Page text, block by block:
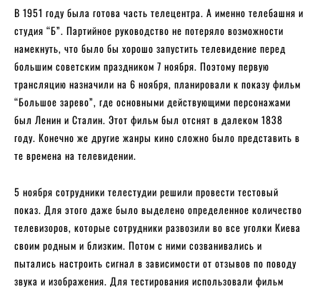
В 1951 году была готова часть телецентра. А именно телебашня и
студия “Б”. Партийное руководство не потеряло возможности
намекнуть, что было бы хорошо запустить телевидение перед
большим советским праздником 7 ноября. Поэтому первую
трансляцию назначили на 6 ноября, планировали к показу фильм
“Большое зарево”, где основными действующими персонажами
был Ленин и Сталин. Этот фильм был отснят в далеком 1838
году. Конечно же другие жанры кино сложно было представить в
те времена на телевидении.
5 ноября сотрудники телестудии решили провести тестовый
показ. Для этого даже было выделено определенное количество
телевизоров, которые сотрудники развозили во все уголки Киева
своим родным и близким. Потом с ними созванивались и
пытались настроить сигнал в зависимости от отзывов по поводу
звука и изображения. Для тестирования использовали фильм